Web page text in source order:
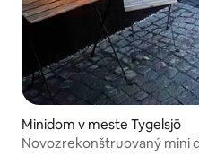
Minidom v meste Tygelsjö
Novozrekonštruovaný mini